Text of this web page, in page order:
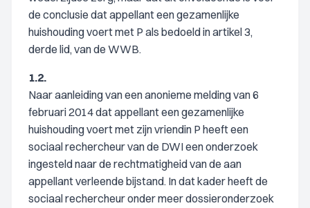
de conclusie dat appellant een gezamenlijke
huishouding voert met P als bedoeld in artikel 3,
derde lid, van de WWB.
1.2.
Naar aanleiding van een anonieme melding van 6
februari 2014 dat appellant een gezamenlijke
huishouding voert met zijn vriendin P heeft een
sociaal rechercheur van de DWI een onderzoek
ingesteld naar de rechtmatigheid van de aan
appellant verleende bijstand. In dat kader heeft de
sociaal rechercheur onder meer dossieronderzoek